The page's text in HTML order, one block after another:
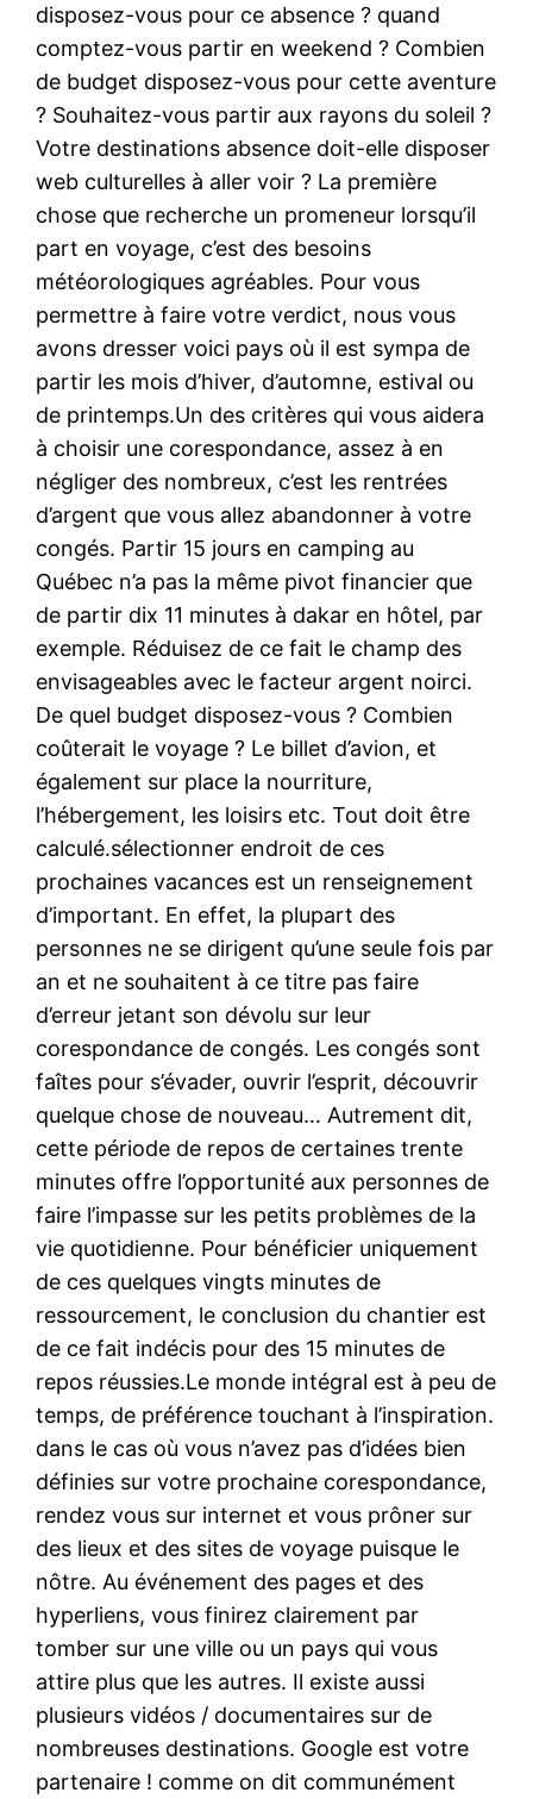
disposez-vous pour ce absence ? quand
comptez-vous partir en weekend ? Combien
de budget disposez-vous pour cette aventure
? Souhaitez-vous partir aux rayons du soleil ?
Votre destinations absence doit-elle disposer
web culturelles à aller voir ? La première
chose que recherche un promeneur lorsqu’il
part en voyage, c’est des besoins
météorologiques agréables. Pour vous
permettre à faire votre verdict, nous vous
avons dresser voici pays où il est sympa de
partir les mois d’hiver, d’automne, estival ou
de printemps.Un des critères qui vous aidera
à choisir une corespondance, assez à en
négliger des nombreux, c’est les rentrées
d’argent que vous allez abandonner à votre
congés. Partir 15 jours en camping au
Québec n’a pas la même pivot financier que
de partir dix 11 minutes à dakar en hôtel, par
exemple. Réduisez de ce fait le champ des
envisageables avec le facteur argent noirci.
De quel budget disposez-vous ? Combien
coûterait le voyage ? Le billet d’avion, et
également sur place la nourriture,
l’hébergement, les loisirs etc. Tout doit être
calculé.sélectionner endroit de ces
prochaines vacances est un renseignement
d’important. En effet, la plupart des
personnes ne se dirigent qu’une seule fois par
an et ne souhaitent à ce titre pas faire
d’erreur jetant son dévolu sur leur
corespondance de congés. Les congés sont
faîtes pour s’évader, ouvrir l’esprit, découvrir
quelque chose de nouveau… Autrement dit,
cette période de repos de certaines trente
minutes offre l’opportunité aux personnes de
faire l’impasse sur les petits problèmes de la
vie quotidienne. Pour bénéficier uniquement
de ces quelques vingts minutes de
ressourcement, le conclusion du chantier est
de ce fait indécis pour des 15 minutes de
repos réussies.Le monde intégral est à peu de
temps, de préférence touchant à l’inspiration.
dans le cas où vous n’avez pas d’idées bien
définies sur votre prochaine corespondance,
rendez vous sur internet et vous prôner sur
des lieux et des sites de voyage puisque le
nôtre. Au événement des pages et des
hyperliens, vous finirez clairement par
tomber sur une ville ou un pays qui vous
attire plus que les autres. Il existe aussi
plusieurs vidéos / documentaires sur de
nombreuses destinations. Google est votre
partenaire ! comme on dit communément